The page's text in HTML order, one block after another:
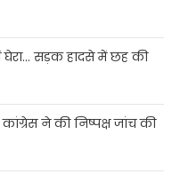
सड़क हादसे में छह की
ने की निष्पक्ष जांच की